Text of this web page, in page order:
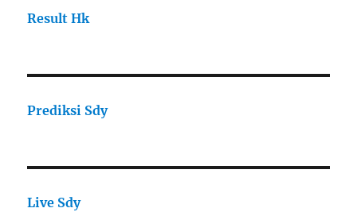
Result Hk
Prediksi Sdy
Live Sdy